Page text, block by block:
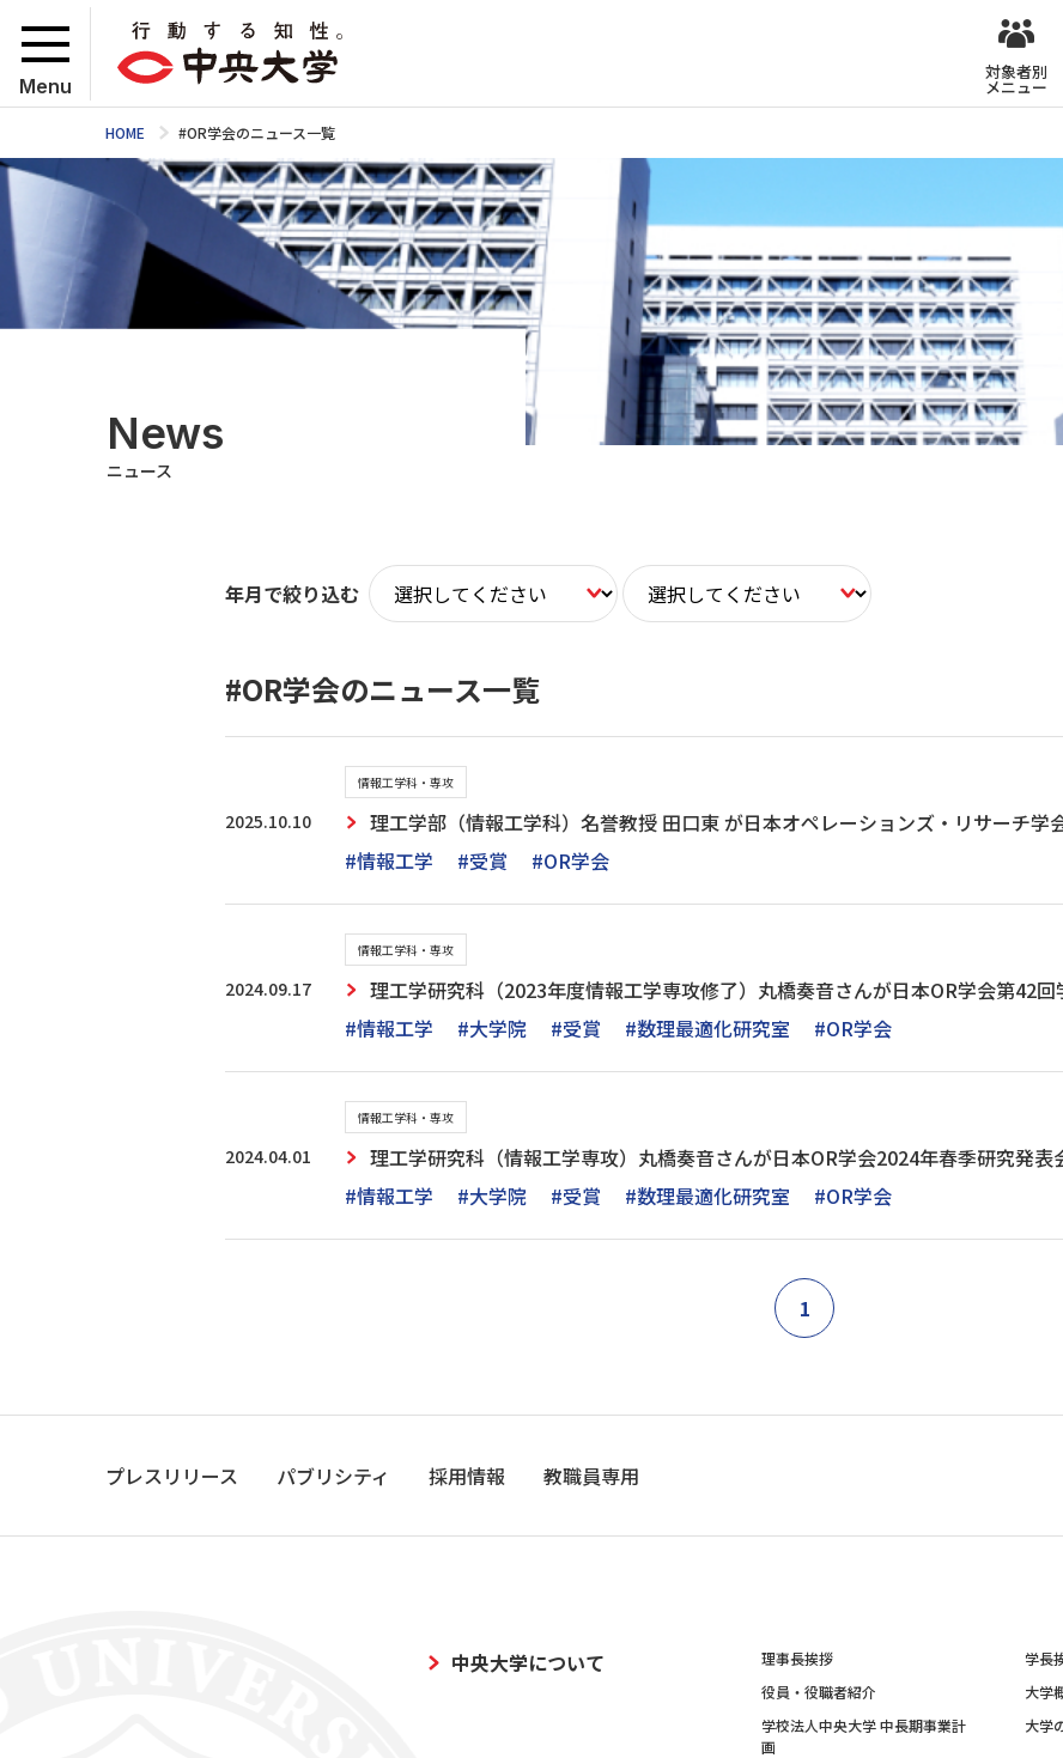
Menu
対象者別
メニュー
HOME #OR学会のニュース一覧
News
ニュース
年月で絞り込む
#OR学会のニュース一覧
2025.10.10
情報工学科・専攻
理工学部（情報工学科）名誉教授 田口東 が日本オペレーションズ・リサーチ学
#情報工学
#受賞 #OR学会
2024.09.17
情報工学科・専攻
理工学研究科（2023年度情報工学専攻修了）丸橋奏音さんが日本OR学会第42
#情報工学
#大学院 #受賞 #数理最適化研究室 #OR学会
2024.04.01
情報工学科・専攻
理工学研究科（情報工学専攻）丸橋奏音さんが日本OR学会2024年春季研究発
#情報工学
#大学院 #受賞 #数理最適化研究室 #OR学会
1
プレスリリース パブリシティ 採用情報 教職員専用
中央大学について 理事長挨拶 学長
役員・役職者紹介
大学
学校法人中央大学 中長期事業計
画
大学